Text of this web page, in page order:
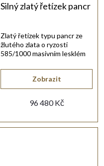
Silný zlatý řetízek pancr
96 480 Kč
Zobrazit
Zlatý řetízek typu pancr ze
žlutého zlata o ryzosti
585/1000 masivním lesklém